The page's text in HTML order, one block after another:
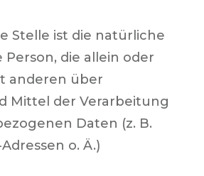
Stelle ist die natürliche
Person, die allein oder
anderen über
Mittel der Verarbeitung
Daten (z. B.
o. Ä.)